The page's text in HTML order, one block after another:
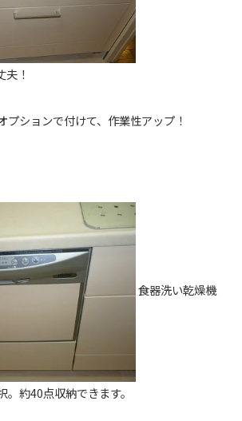
夫！
プションで付けて、作業性アップ！
食器洗い乾燥機
約40点収納できます。